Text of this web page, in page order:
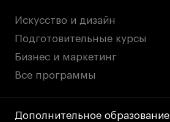
Искусство и дизайн
Подготовительные курсы
Бизнес и маркетинг
Все программы
Дополнительное образование